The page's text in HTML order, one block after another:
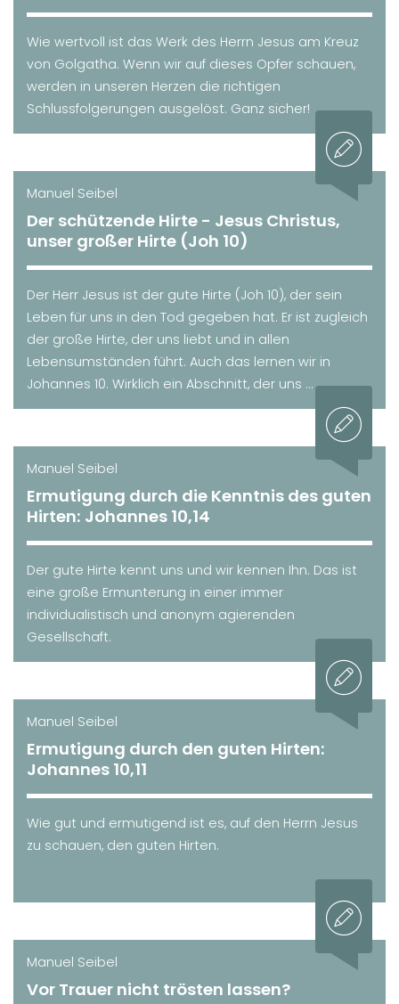
Wie wertvoll ist das Werk des Herrn Jesus am Kreuz
von Golgatha. Wenn wir auf dieses Opfer schauen,
werden in unseren Herzen die richtigen
Schlussfolgerungen ausgelöst. Ganz sicher!
Manuel Seibel
Der schützende Hirte - Jesus Christus,
unser großer Hirte (Joh 10)
Der Herr Jesus ist der gute Hirte (Joh 10), der sein
Leben für uns in den Tod gegeben hat. Er ist zugleich
der große Hirte, der uns liebt und in allen
Lebensumständen führt. Auch das lernen wir in
Johannes 10. Wirklich ein Abschnitt, der uns ...
Manuel Seibel
Ermutigung durch die Kenntnis des guten
Hirten: Johannes 10,14
Der gute Hirte kennt uns und wir kennen Ihn. Das ist
eine große Ermunterung in einer immer
individualistisch und anonym agierenden
Gesellschaft.
Manuel Seibel
Ermutigung durch den guten Hirten:
Johannes 10,11
Wie gut und ermutigend ist es, auf den Herrn Jesus
zu schauen, den guten Hirten.
Manuel Seibel
Vor Trauer nicht trösten lassen?